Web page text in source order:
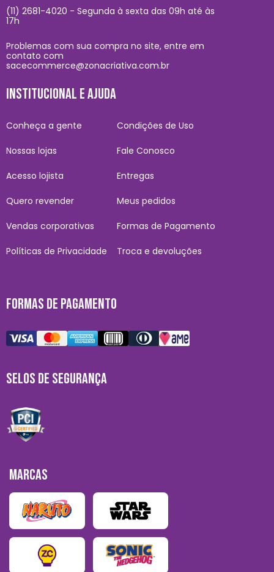
(11) 2681-4020 - Segunda à sexta das 09h até às
17h
Problemas com sua compra no site, entre em
contato com
sacecommerce@zonacriativa.com.br
INSTITUCIONAL E AJUDA
Conheça a gente
Nossas lojas
Acesso lojista
Quero revender
Vendas corporativas
Políticas de Privacidade
Condições de Uso
Fale Conosco
Entregas
Meus pedidos
Formas de Pagamento
Troca e devoluções
FORMAS DE PAGAMENTO
SELOS DE SEGURANÇA
MARCAS